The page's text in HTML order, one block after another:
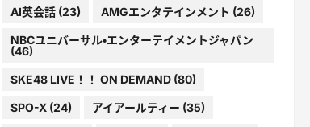
AI英会話(23) AMGエンタテインメント (26)
NBCユニバーサル・エンターテイメントジャパン
(46)
SKE48 LIVE！！ ON DEMAND(80)
SPO-X(24) アイアールティー (35)